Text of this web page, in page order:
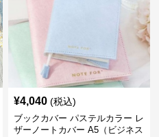
¥4,040 (税込)
ブックカバー パステルカラー レ
ザーノートカバー A5（ビジネス